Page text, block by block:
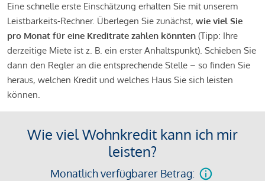
Eine schnelle erste Einschätzung erhalten Sie mit unserem
Leistbarkeits-Rechner. Überlegen Sie zunächst, wie viel Sie
pro Monat für eine Kreditrate zahlen könnten (Tipp: Ihre
derzeitige Miete ist z. B. ein erster Anhaltspunkt). Schieben Sie
dann den Regler an die entsprechende Stelle – so finden Sie
heraus, welchen Kredit und welches Haus Sie sich leisten
können.
Wie viel Wohnkredit kann ich mir
leisten?
Monatlich verfügbarer Betrag: